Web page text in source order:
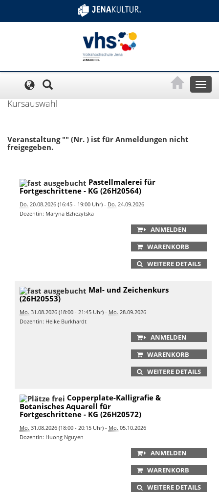
Toggle
Kursauswahl
Veranstaltung "" (Nr. ) ist für Anmeldungen nicht
freigegeben.
Pastellmalerei für
Fortgeschrittene - KG (26H20564)
Do. 20.08.2026 (16:45 - 19:00 Uhr) - Do. 24.09.2026
Dozentin: Maryna Bzhezytska
ANMELDEN
WARENKORB
WEITERE DETAILS
Mal- und Zeichenkurs
(26H20553)
Mo. 31.08.2026 (18:00 - 21:45 Uhr) - Mo. 28.09.2026
Dozentin: Heike Burkhardt
ANMELDEN
WARENKORB
WEITERE DETAILS
Copperplate-Kalligrafie &
Botanisches Aquarell für
Fortgeschrittene - KG (26H20572)
Mo. 31.08.2026 (18:00 - 20:15 Uhr) - Mo. 05.10.2026
Dozentin: Huong Nguyen
ANMELDEN
WARENKORB
WEITERE DETAILS